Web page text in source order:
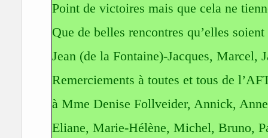
Point de victoires mais que cela ne
Que de belles rencontres qu’elles
Jean (de la Fontaine)-Jacques, Marcel,
Remerciements à toutes et tous de
à Mme Denise Follveider, Annick,
Eliane, Marie-Hélène, Michel, Bruno,